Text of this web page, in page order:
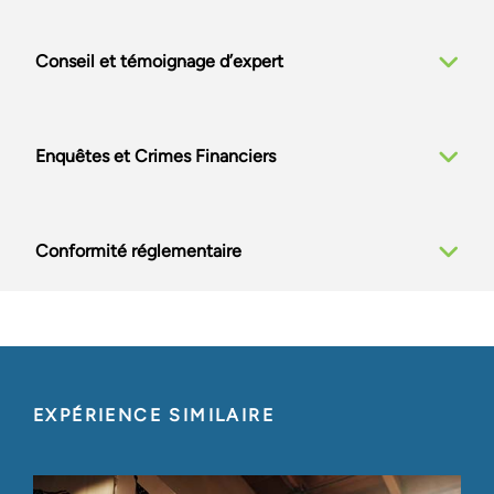
Conseil et témoignage d’expert
Enquêtes et Crimes Financiers
Conformité réglementaire
significatifs. Nos consultants assistent également
évaluations/transactions de captives, la
matériels, pertes d’exploitation) afin d'aider à la
Services de redressement
EXPÉRIENCE SIMILAIRE